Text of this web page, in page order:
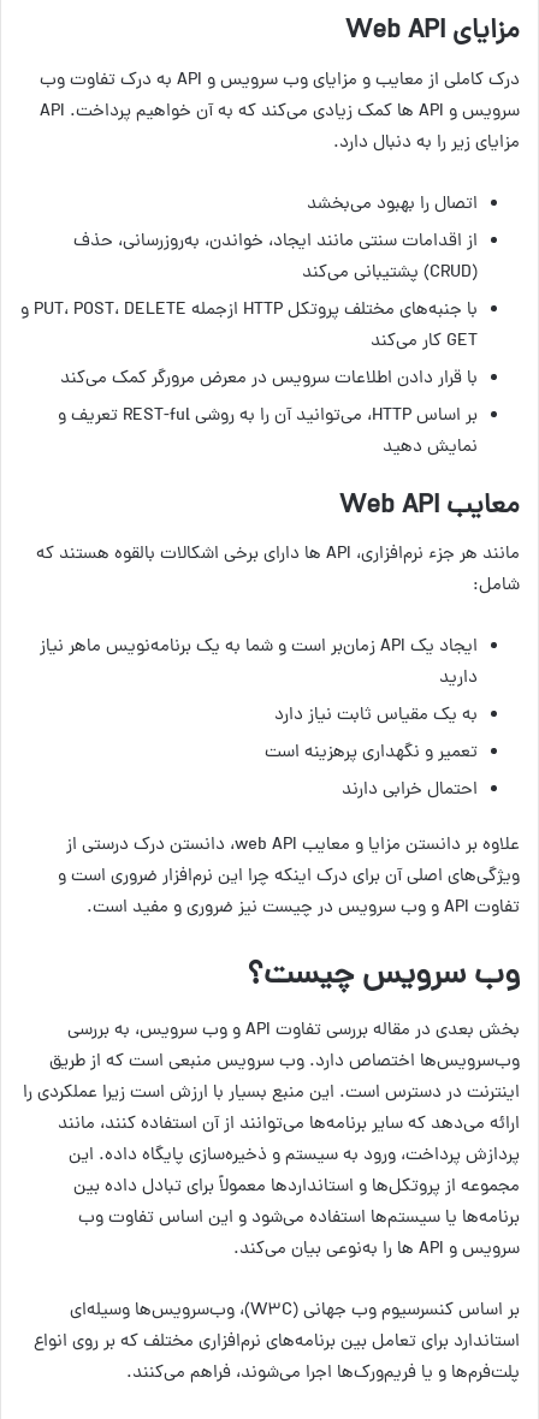
مزایای Web API
درک کاملی از معایب و مزایای وب سرویس و API به درک تفاوت وب
مزایای زیر را به دنبال دارد.
اتصال را بهبود می‌بخشد
از اقدامات سنتی مانند ایجاد، خواندن، به‌روزرسانی، حذف
(CRUD) پشتیبانی می‌کند
با جنبه‌های مختلف پروتکل HTTP ازجمله PUT، POST، DELETE و
GET کار می‌کند
با قرار دادن اطلاعات سرویس در معرض مرورگر کمک می‌کند
بر اساس HTTP، می‌توانید آن را به روشی REST-ful تعریف و
نمایش دهید
معایب Web API
مانند هر جزء نرم‌افزاری، API ها دارای برخی اشکالات بالقوه هستند که
شامل:
ایجاد یک API زمان‌بر است و شما به یک برنامه‌نویس ماهر نیاز
دارید
به یک مقیاس ثابت نیاز دارد
تعمیر و نگهداری پرهزینه است
احتمال خرابی دارند
علاوه بر دانستن مزایا و معایب web API، دانستن درک درستی از
ویژگی‌های اصلی آن برای درک اینکه چرا این نرم‌افزار ضروری است و
تفاوت API و وب سرویس در چیست نیز ضروری و مفید است.
وب سرویس چیست؟
بخش بعدی در مقاله بررسی تفاوت API و وب سرویس، به بررسی
وب‌سرویس‌ها اختصاص دارد. وب سرویس منبعی است که از طریق
اینترنت در دسترس است. این منبع بسیار با ارزش است زیرا عملکردی را
ارائه می‌دهد که سایر برنامه‌ها می‌توانند از آن استفاده کنند، مانند
پردازش پرداخت، ورود به سیستم و ذخیره‌سازی پایگاه داده. این
مجموعه از پروتکل‌ها و استانداردها معمولاً برای تبادل داده بین
برنامه‌ها یا سیستم‌ها استفاده می‌شود و این اساس تفاوت وب
سرویس و API ها را به‌نوعی بیان می‌کند.
بر اساس کنسرسیوم وب جهانی (W3C)، وب‌سرویس‌ها وسیله‌ای
استاندارد برای تعامل بین برنامه‌های نرم‌افزاری مختلف که بر روی انواع
پلت‌فرم‌ها و یا فریم‌ورک‌ها اجرا می‌شوند، فراهم می‌کنند.